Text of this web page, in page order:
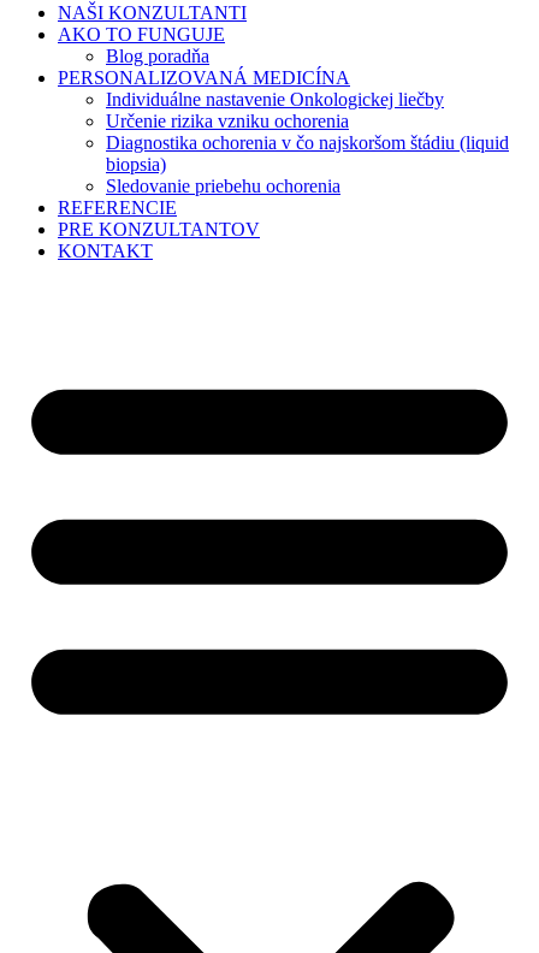
NAŠI KONZULTANTI
AKO TO FUNGUJE
Blog poradňa
PERSONALIZOVANÁ MEDICÍNA
Individuálne nastavenie Onkologickej liečby
Určenie rizika vzniku ochorenia
Diagnostika ochorenia v čo najskoršom štádiu (liquid
biopsia)
Sledovanie priebehu ochorenia
REFERENCIE
PRE KONZULTANTOV
KONTAKT